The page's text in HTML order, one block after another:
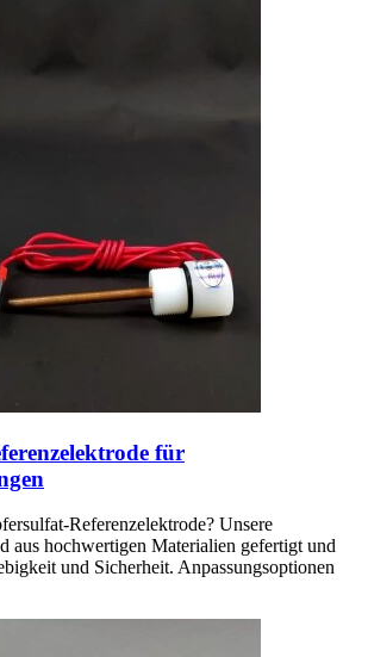
für
Referenzelektrode? Unsere
aus hochwertigen Materialien gefertigt und
und Sicherheit. Anpassungsoptionen